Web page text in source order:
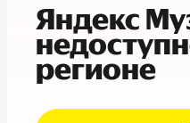
Яндекс
регионе